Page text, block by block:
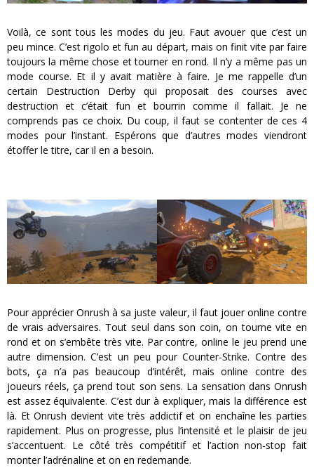
Voilà, ce sont tous les modes du jeu. Faut avouer que c’est un
peu mince. C’est rigolo et fun au départ, mais on finit vite par faire
toujours la même chose et tourner en rond. Il n’y a même pas un
mode course. Et il y avait matière à faire. Je me rappelle d’un
certain Destruction Derby qui proposait des courses avec
destruction et c’était fun et bourrin comme il fallait. Je ne
comprends pas ce choix. Du coup, il faut se contenter de ces 4
modes pour l’instant. Espérons que d’autres modes viendront
étoffer le titre, car il en a besoin.
Pour apprécier Onrush à sa juste valeur, il faut jouer online contre
de vrais adversaires. Tout seul dans son coin, on tourne vite en
rond et on s’embête très vite. Par contre, online le jeu prend une
autre dimension. C’est un peu pour Counter-Strike. Contre des
bots, ça n’a pas beaucoup d’intérêt, mais online contre des
joueurs réels, ça prend tout son sens. La sensation dans Onrush
est assez équivalente. C’est dur à expliquer, mais la différence est
là. Et Onrush devient vite très addictif et on enchaîne les parties
rapidement. Plus on progresse, plus l’intensité et le plaisir de jeu
s’accentuent. Le côté très compétitif et l’action non-stop fait
monter l’adrénaline et on en redemande.